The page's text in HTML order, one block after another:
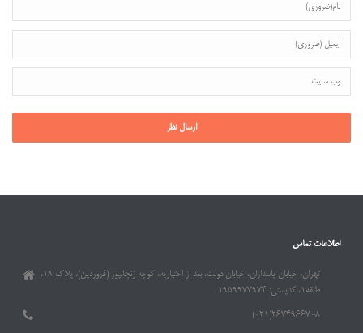
اطلاعات تماس
تهران، خیابان پاسداران، خیابان دولت، بعد از اختیاریه، کوچه زنجانپور (فروردین)، پلاک ۱۸،
طبقه۱، کدپستی: ۱۹۵۹۹۷۷۹۷۴
۲۶۷۴۹۶۶۷-۸(۰۲۱)